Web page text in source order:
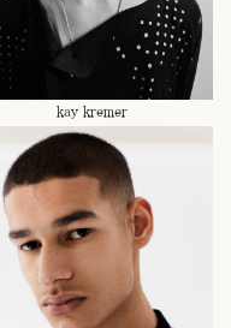
kay kremer